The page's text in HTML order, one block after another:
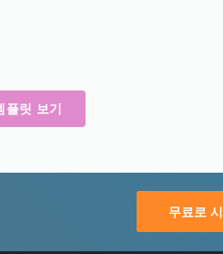
플릿 보기
무료로